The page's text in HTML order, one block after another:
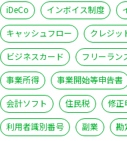
iDeCo インボイス制度
キャッシュフロー
クレジッ
ビジネスカード
フリーラン
事業所得
事業開始等申告書
会計ソフト
住民税 修正
利用者識別番号
副業 勘